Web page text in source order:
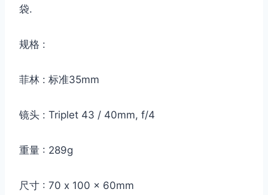
袋.
规格 :
菲林 : 标准35mm
镜头 : Triplet 43 / 40mm, f/4
重量 : 289g
尺寸 : 70 x 100 x 60mm